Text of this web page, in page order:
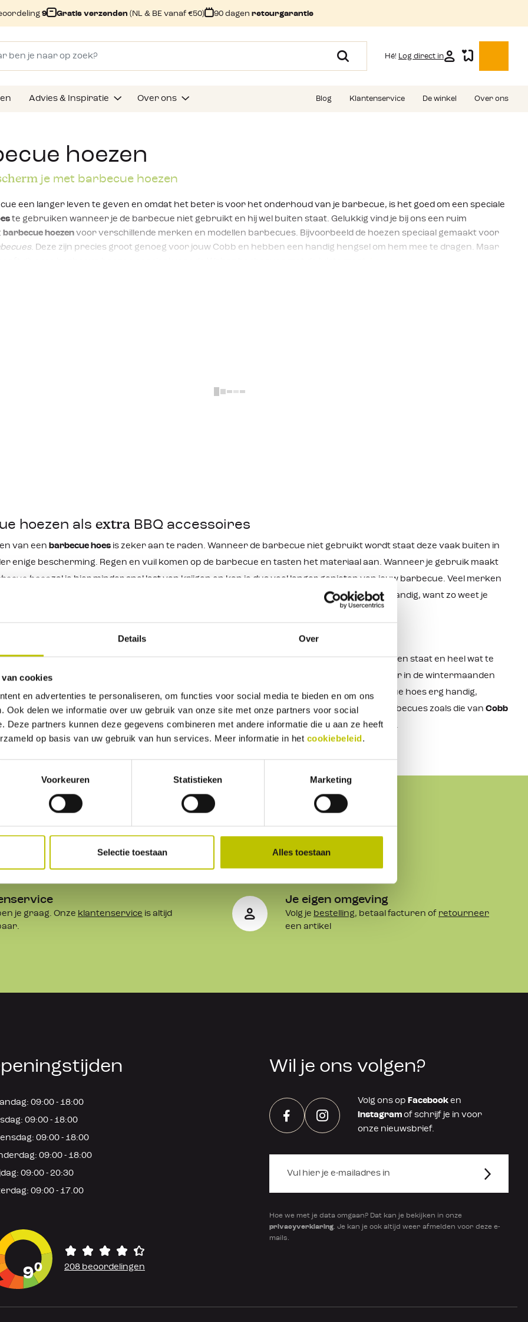
Details Over
cookies
en advertenties te personaliseren, om functies voor social media te bieden en om ons
Ook delen we informatie over uw gebruik van onze site met onze partners voor social
Deze partners kunnen deze gegevens combineren met andere informatie die u aan ze heeft
op basis van uw gebruik van hun services. Meer informatie in het cookiebeleid.
Voorkeuren Statistieken Marketing
Selectie toestaan Alles toestaan
9 Gratis verzenden (NL & BE vanaf €50) 90 dagen retourgarantie
Hé! Log direct in
Advies & Inspiratie Over ons Blog Klantenservice De winkel Over ons
hoezen
je met barbecue hoezen
een langer leven te geven en omdat het beter is voor het onderhoud van je barbecue, is het goed om een speciale
te gebruiken wanneer je de barbecue niet gebruikt en hij wel buiten staat. Gelukkig vind je bij ons een ruim
barbecue hoezen voor verschillende merken en modellen barbecues. Bijvoorbeeld de hoezen speciaal gemaakt voor
. Deze zijn precies groot genoeg voor jouw Cobb en hebben een handig hengsel om hem mee te dragen. Maar
Geen resultaten
hoezen als extra BBQ accessoires
van een barbecue hoes is zeker aan te raden. Wanneer de barbecue niet gebruikt wordt staat deze vaak buiten in
enige bescherming. Regen en vuil komen op de barbecue en tasten het materiaal aan. Wanneer je gebruik maakt
hoeszal je hier minder snel last van krijgen en kan je dus veel langer genieten van jouw barbecue. Veel merken
barbecue hoezen welke weer om een specifiek model barbecue passen. Heel erg handig, want zo weet je
zijn niet alleen voor buitenstaande barbecues
zijn natuurlijk ideaal om jouw barbecue tegen weer en wind te beschermen als deze buiten staat en heel wat te
Ook wanneer de
binnen staat komen de barbecue hoezen goed van pas. Zeker in de wintermaanden
vaak op stoffige plaatsen te staan, zoals de zolder of de schuur. Dan is een barbecue hoes erg handig,
jouw barbecue vuil- en stofvrij houdt. Daarnaast hebben de hoezen voor de kleinere barbecues zoals die van Cobb
functie. Zij beschermen niet alleen de barbecue maar dienen ook als handige draagtas.
& contact
je graag. Onze klantenservice is altijd
Je eigen omgeving
Volg je bestelling, betaal facturen of retourneer
een artikel
09:00 - 18:00
09:00 - 18:00
09:00 - 18:00
09:00 - 18:00
09:00 - 20:30
09:00 - 17.00
Wil je ons volgen?
FacebookInstagram
Volg ons op Facebook en
Instagram of schrijf je in voor
onze nieuwsbrief.
Hoe we met je data omgaan? Dat kan je bekijken in onze
privacyverklaring. Je kan je ook altijd weer afmelden voor deze e-
mails.
90 208 beoordelingen